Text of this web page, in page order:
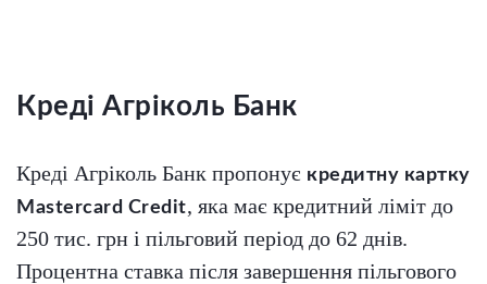
Креді Агріколь Банк
Креді Агріколь Банк пропонує кредитну картку
Mastercard Credit, яка має кредитний ліміт до
250 тис. грн і пільговий період до 62 днів.
Процентна ставка після завершення пільгового